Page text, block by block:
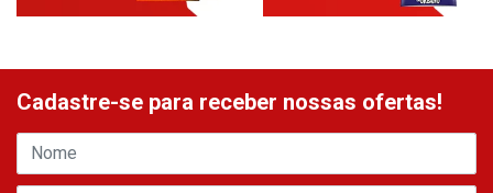
Cadastre-se para receber nossas ofertas!